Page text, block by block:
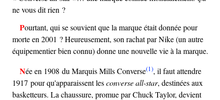
ne vous dit rien ?
Pourtant, qui se souvient que la marque était donnée pour
morte en 2001 ? Heureusement, son rachat par Nike (un autre
équipementier bien connu) donne une nouvelle vie à la marque.
Née en 1908 du Marquis Mills Converse(1), il faut attendre
1917 pour qu'apparaissent lesconverse all-star, destinées aux
basketteurs. La chaussure, promue par Chuck Taylor, devient